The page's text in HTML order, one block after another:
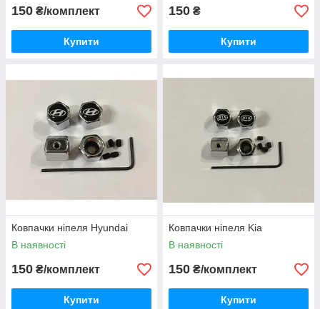
150 ₴/комплект
Купити
150 ₴
Купити
Ковпачки ніпеля Hyundai
В наявності
150 ₴/комплект
Купити
Ковпачки ніпеля Kia
В наявності
150 ₴/комплект
Купити